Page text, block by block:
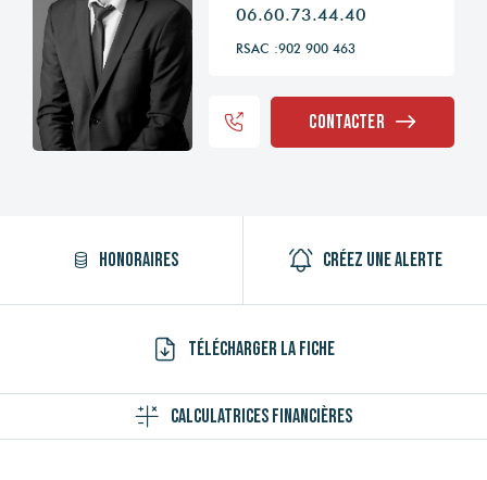
06.60.73.44.40
RSAC :902 900 463
Contacter
Honoraires Créez une alerte
Télécharger la fiche
Calculatrices financières